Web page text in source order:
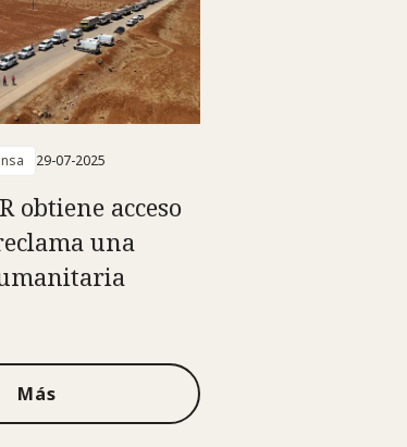
29-07-2025
obtiene acceso
una
Más